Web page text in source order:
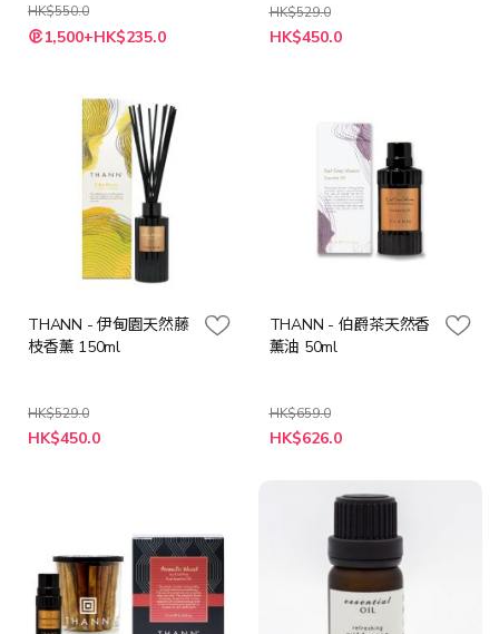
HK$550.0
特
殊 1,500+HK$235.0
HK$529.0
特
殊
HK$450.0
THANN - 伊甸園天然藤
枝香薰 150ml
HK$529.0
特
殊
HK$450.0
THANN - 伯爵茶天然香
薰油 50ml
HK$659.0
特
殊
HK$626.0